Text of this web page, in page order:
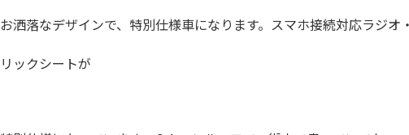
お洒落なデザインで、特別仕様車になります。スマホ接続対応ラジオ
リックシートが